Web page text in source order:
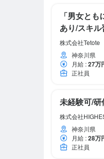
「男女と
あり/スキ
株式会社Tetote
神奈川県
月給 :27万
正社員
未経験可/
株式会社
神奈川県
月給 :28万
正社員